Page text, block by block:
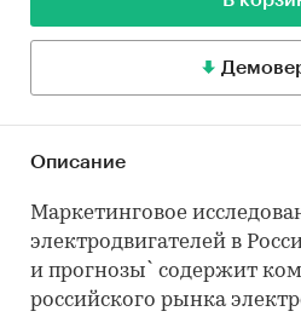
Описание
Маркетинговое
электродвигателей в
и прогнозы` содержит
российского рынка